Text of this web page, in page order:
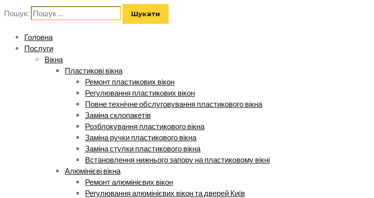
Пошук:
Головна
Послуги
Вікна
Пластикові вікна
Ремонт пластикових вікон
Регулювання пластикових вікон
Повне технічне обслуговування пластикового вікна
Заміна склопакетів
Розблокування пластикового вікна
Заміна ручки пластикового вікна
Заміна стулки пластикового вікна
Встановлення нижнього запору на пластиковому вікні
Алюмінієві вікна
Ремонт алюмінієвих вікон
Регулювання алюмінієвих вікон та дверей Київ